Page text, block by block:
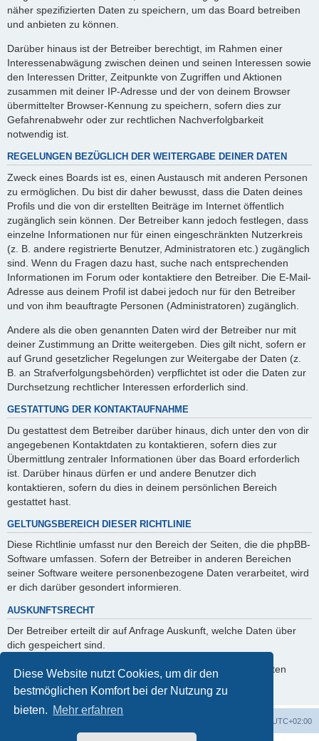
Diese Website nutzt Cookies, um dir den
bestmöglichen Komfort bei der Nutzung zu
bieten. Mehr erfahren
näher spezifizierten Daten zu speichern, um das Board betreiben
und anbieten zu können.
Darüber hinaus ist der Betreiber berechtigt, im Rahmen einer
Interessenabwägung zwischen deinen und seinen Interessen sowie
den Interessen Dritter, Zeitpunkte von Zugriffen und Aktionen
zusammen mit deiner IP-Adresse und der von deinem Browser
übermittelter Browser-Kennung zu speichern, sofern dies zur
Gefahrenabwehr oder zur rechtlichen Nachverfolgbarkeit
notwendig ist.
REGELUNGEN BEZÜGLICH DER WEITERGABE DEINER DATEN
Zweck eines Boards ist es, einen Austausch mit anderen Personen
zu ermöglichen. Du bist dir daher bewusst, dass die Daten deines
Profils und die von dir erstellten Beiträge im Internet öffentlich
zugänglich sein können. Der Betreiber kann jedoch festlegen, dass
einzelne Informationen nur für einen eingeschränkten Nutzerkreis
(z. B. andere registrierte Benutzer, Administratoren etc.) zugänglich
sind. Wenn du Fragen dazu hast, suche nach entsprechenden
Informationen im Forum oder kontaktiere den Betreiber. Die E-Mail-
Adresse aus deinem Profil ist dabei jedoch nur für den Betreiber
und von ihm beauftragte Personen (Administratoren) zugänglich.
Andere als die oben genannten Daten wird der Betreiber nur mit
deiner Zustimmung an Dritte weitergeben. Dies gilt nicht, sofern er
auf Grund gesetzlicher Regelungen zur Weitergabe der Daten (z.
B. an Strafverfolgungsbehörden) verpflichtet ist oder die Daten zur
Durchsetzung rechtlicher Interessen erforderlich sind.
GESTATTUNG DER KONTAKTAUFNAHME
Du gestattest dem Betreiber darüber hinaus, dich unter den von dir
angegebenen Kontaktdaten zu kontaktieren, sofern dies zur
Übermittlung zentraler Informationen über das Board erforderlich
ist. Darüber hinaus dürfen er und andere Benutzer dich
kontaktieren, sofern du dies in deinem persönlichen Bereich
gestattet hast.
GELTUNGSBEREICH DIESER RICHTLINIE
Diese Richtlinie umfasst nur den Bereich der Seiten, die die phpBB-
Software umfassen. Sofern der Betreiber in anderen Bereichen
seiner Software weitere personenbezogene Daten verarbeitet, wird
er dich darüber gesondert informieren.
AUSKUNFTSRECHT
Der Betreiber erteilt dir auf Anfrage Auskunft, welche Daten über
dich gespeichert sind.
Du kannst jederzeit die Löschung bzw. Sperrung deiner Daten
verlangen. Kontaktiere hierzu bitte den Betreiber.
UTC+02:00